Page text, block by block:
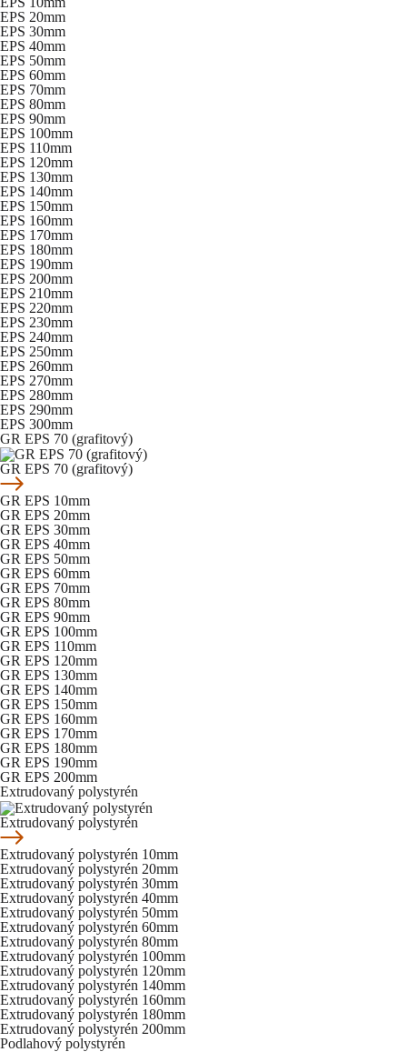
EPS 20mm
EPS 30mm
EPS 40mm
EPS 50mm
EPS 60mm
EPS 70mm
EPS 80mm
EPS 90mm
EPS 100mm
EPS 110mm
EPS 120mm
EPS 130mm
EPS 140mm
EPS 150mm
EPS 160mm
EPS 170mm
EPS 180mm
EPS 190mm
EPS 200mm
EPS 210mm
EPS 220mm
EPS 230mm
EPS 240mm
EPS 250mm
EPS 260mm
EPS 270mm
EPS 280mm
EPS 290mm
EPS 300mm
GR EPS 70 (grafitový)
GR EPS 70 (grafitový)
GR EPS 10mm
GR EPS 20mm
GR EPS 30mm
GR EPS 40mm
GR EPS 50mm
GR EPS 60mm
GR EPS 70mm
GR EPS 80mm
GR EPS 90mm
GR EPS 100mm
GR EPS 110mm
GR EPS 120mm
GR EPS 130mm
GR EPS 140mm
GR EPS 150mm
GR EPS 160mm
GR EPS 170mm
GR EPS 180mm
GR EPS 190mm
GR EPS 200mm
Extrudovaný polystyrén
Extrudovaný polystyrén
Extrudovaný polystyrén 10mm
Extrudovaný polystyrén 20mm
Extrudovaný polystyrén 30mm
Extrudovaný polystyrén 40mm
Extrudovaný polystyrén 50mm
Extrudovaný polystyrén 60mm
Extrudovaný polystyrén 80mm
Extrudovaný polystyrén 100mm
Extrudovaný polystyrén 120mm
Extrudovaný polystyrén 140mm
Extrudovaný polystyrén 160mm
Extrudovaný polystyrén 180mm
Extrudovaný polystyrén 200mm
Podlahový polystyrén